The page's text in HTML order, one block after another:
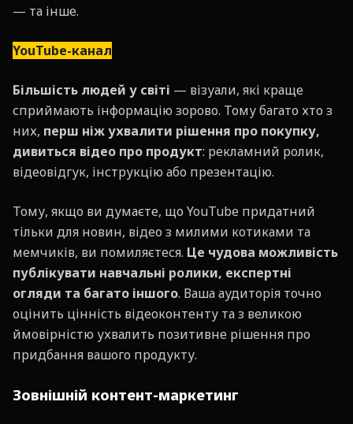
— та інше.
YouTube-канал
Більшість людей у світі — візуали, які краще
сприймають інформацію зорово. Тому багато хто з
них, перш ніж ухвалити рішення про покупку,
дивиться відео про продукт: рекламний ролик,
відеовідгук, інструкцію або презентацію.
Тому, якщо ви думаєте, що YouTube придатний
тільки для новин, відео з милими котиками та
мемчиків, ви помиляєтеся. Це чудова можливість
публікувати навчальні ролики, експертні
огляди та багато іншого. Ваша аудиторія точно
оцінить цінність відеоконтенту та з великою
ймовірністю ухвалить позитивне рішення про
придбання вашого продукту.
Зовнішній контент-маркетинг